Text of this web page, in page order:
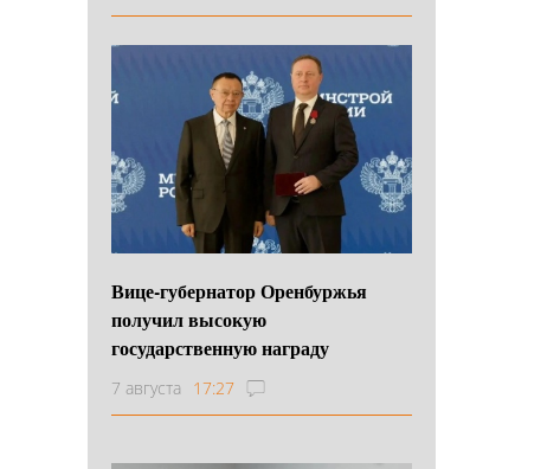
Вице-губернатор Оренбуржья
получил высокую
государственную награду
7 августа 17:27